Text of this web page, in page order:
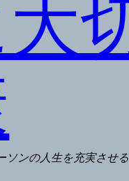
ソンの人生を充実させ